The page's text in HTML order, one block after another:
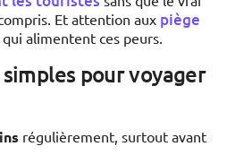
Et attention aux piège
qui alimentent ces peurs.
pour voyager
régulièrement, surtout avant